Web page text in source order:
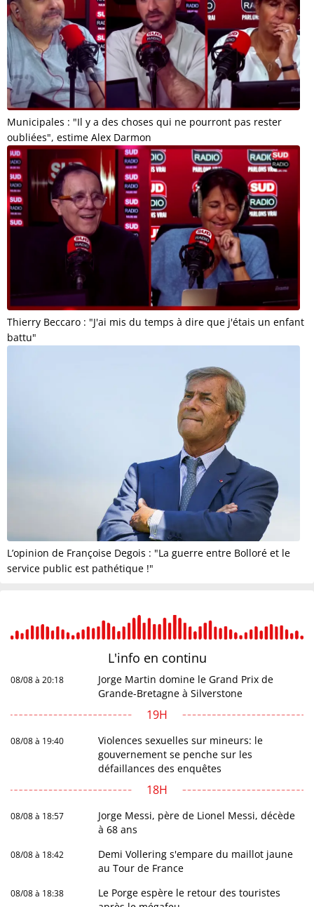
Municipales : "Il y a des choses qui ne pourront pas rester
oubliées", estime Alex Darmon
Thierry Beccaro : "J'ai mis du temps à dire que j'étais un enfant
battu"
L’opinion de Françoise Degois : "La guerre entre Bolloré et le
service public est pathétique !"
L'info en continu
08/08 à 20:18
Jorge Martin domine le Grand Prix de
Grande-Bretagne à Silverstone
19H
08/08 à 19:40
Violences sexuelles sur mineurs: le
gouvernement se penche sur les
défaillances des enquêtes
18H
08/08 à 18:57
Jorge Messi, père de Lionel Messi, décède
à 68 ans
08/08 à 18:42
Demi Vollering s'empare du maillot jaune
au Tour de France
08/08 à 18:38
Le Porge espère le retour des touristes